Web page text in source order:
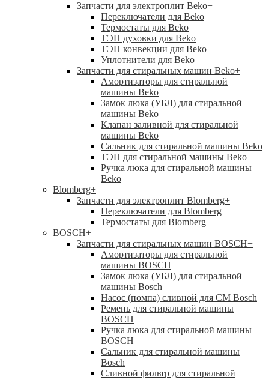
Запчасти для электроплит Beko+
Переключатели для Beko
Термостаты для Beko
ТЭН духовки для Beko
ТЭН конвекции для Beko
Уплотнители для Beko
Запчасти для стиральных машин Beko+
Амортизаторы для стиральной
машины Beko
Замок люка (УБЛ) для стиральной
машины Beko
Клапан заливной для стиральной
машины Beko
Сальник для стиральной машины Beko
ТЭН для стиральной машины Beko
Ручка люка для стиральной машины
Beko
Blomberg+
Запчасти для электроплит Blomberg+
Переключатели для Blomberg
Термостаты для Blomberg
BOSCH+
Запчасти для стиральных машин BOSCH+
Амортизаторы для стиральной
машины BOSCH
Замок люка (УБЛ) для стиральной
машины Bosch
Насос (помпа) сливной для СМ Bosch
Ремень для стиральной машины
BOSCH
Ручка люка для стиральной машины
BOSCH
Сальник для стиральной машины
Bosch
Сливной фильтр для стиральной